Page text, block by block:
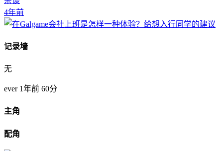
4年前
记录墙
无
ever 1年前 60分
主角
配角